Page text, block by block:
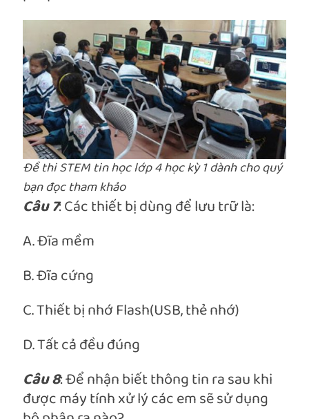
Đề thi STEM tin học lớp 4 học kỳ 1 dành cho quý
bạn đọc tham khảo
Câu 7: Các thiết bị dùng để lưu trữ là:
A. Đĩa mềm
B. Đĩa cứng
C. Thiết bị nhớ Flash(USB, thẻ nhớ)
D. Tất cả đều đúng
Câu 8: Để nhận biết thông tin ra sau khi
được máy tính xử lý các em sẽ sử dụng